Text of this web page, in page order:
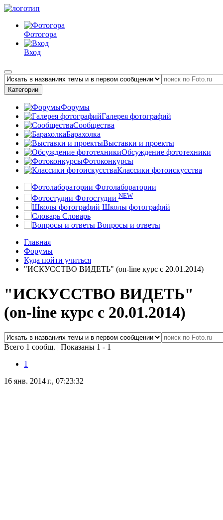
Фотогора
Вход
Категории
Форумы
Галерея фотографий
Сообщества
Барахолка
Выставки и проекты
Обсуждение фототехники
Фотоконкурсы
Классики фотоискусства
Фотолаборатории
Фотостудии NEW
Школы фотографий
Словарь
Вопросы и ответы
Главная
Форумы
Куда пойти учиться
"ИСКУССТВО ВИДЕТЬ" (on-line курс с 20.01.2014)
"ИСКУССТВО ВИДЕТЬ"
(on-line курс с 20.01.2014)
Всего 1 сообщ. | Показаны 1 - 1
1
16 янв. 2014 г., 07:23:32